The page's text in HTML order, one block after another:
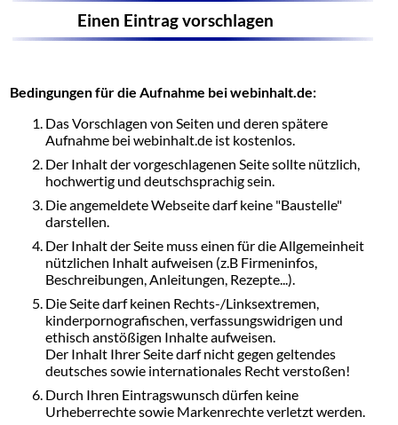
Einen Eintrag vorschlagen
Bedingungen für die Aufnahme bei webinhalt.de:
Das Vorschlagen von Seiten und deren spätere
Aufnahme bei webinhalt.de ist kostenlos.
Der Inhalt der vorgeschlagenen Seite sollte nützlich,
hochwertig und deutschsprachig sein.
Die angemeldete Webseite darf keine "Baustelle"
darstellen.
Der Inhalt der Seite muss einen für die Allgemeinheit
nützlichen Inhalt aufweisen (z.B Firmeninfos,
Beschreibungen, Anleitungen, Rezepte...).
Die Seite darf keinen Rechts-/Linksextremen,
kinderpornografischen, verfassungswidrigen und
ethisch anstößigen Inhalte aufweisen.
Der Inhalt Ihrer Seite darf nicht gegen geltendes
deutsches sowie internationales Recht verstoßen!
Durch Ihren Eintragswunsch dürfen keine
Urheberrechte sowie Markenrechte verletzt werden.